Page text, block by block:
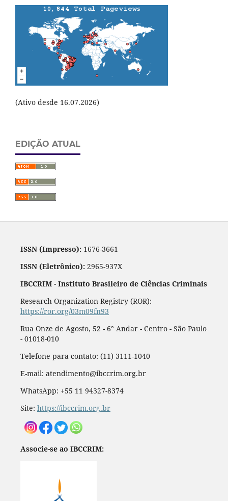
(Ativo desde 16.07.2026)
EDIÇÃO ATUAL
ISSN (Impresso):1676-3661
ISSN (Eletrônico):2965-937X
IBCCRIM - Instituto Brasileiro de Ciências Criminais
Research Organization Registry (ROR):
https://ror.org/03m09fn93
Rua Onze de Agosto, 52 - 6° Andar - Centro - São Paulo
- 01018-010
Telefone para contato: (11) 3111-1040
E-mail: atendimento@ibccrim.org.br
WhatsApp: +55 11 94327-8374
Site: https://ibccrim.org.br
Associe-se ao IBCCRIM: